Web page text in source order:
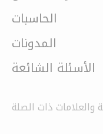
الحاسبات
المدونات
الأسئلة الشائعة
والعلامات ذات الصلة